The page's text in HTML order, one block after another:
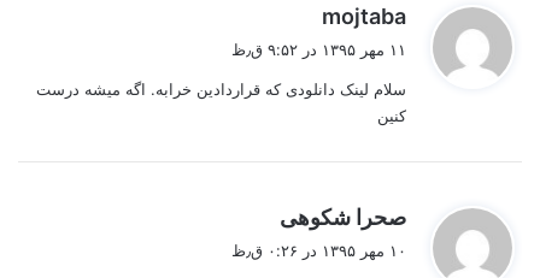
mojtaba
:
۱۱ مهر ۱۳۹۵ در ۹:۵۲ ق٫ظ
سلام لینک دانلودی که قراردادین خرابه. اگه میشه درست
کنین
صحرا شکوهی
۱۰ مهر ۱۳۹۵ در ۰:۲۶ ق٫ظ